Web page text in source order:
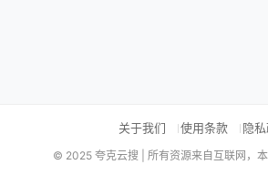
关于我们 使用条款 隐
© 2025 夸克云搜 | 所有资源来自互联网，